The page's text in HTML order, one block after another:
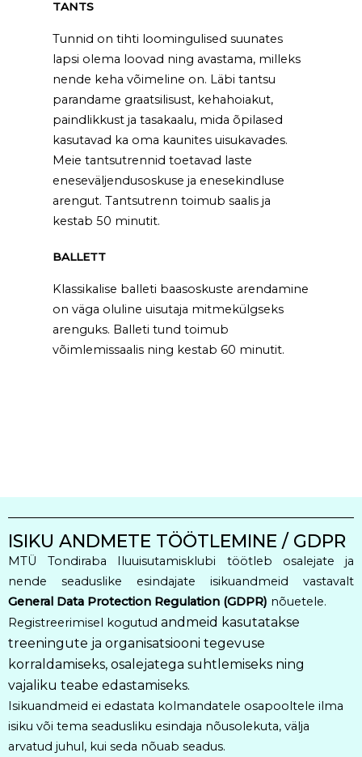
TANTS
Tunnid on tihti loomingulised suunates
lapsi olema loovad ning avastama, milleks
nende keha võimeline on. Läbi tantsu
parandame graatsilisust, kehahoiakut,
paindlikkust ja tasakaalu, mida õpilased
kasutavad ka oma kaunites uisukavades.
Meie tantsutrennid toetavad laste
eneseväljendusoskuse ja enesekindluse
arengut. Tantsutrenn toimub saalis ja
kestab 50 minutit.
BALLETT
Klassikalise balleti baasoskuste arendamine
on väga oluline uisutaja mitmekülgseks
arenguks. Balleti tund toimub
võimlemissaalis ning kestab 60 minutit.
ISIKU ANDMETE TÖÖTLEMINE / GDPR
MTÜ Tondiraba Iluuisutamisklubi töötleb osalejate ja
nende seaduslike esindajate isikuandmeid vastavalt
General Data Protection Regulation (GDPR) nõuetele.
Registreerimisel kogutud andmeid kasutatakse
treeningute ja organisatsiooni tegevuse
korraldamiseks, osalejatega suhtlemiseks ning
vajaliku teabe edastamiseks.
Isikuandmeid ei edastata kolmandatele osapooltele ilma
isiku või tema seadusliku esindaja nõusolekuta, välja
arvatud juhul, kui seda nõuab seadus.